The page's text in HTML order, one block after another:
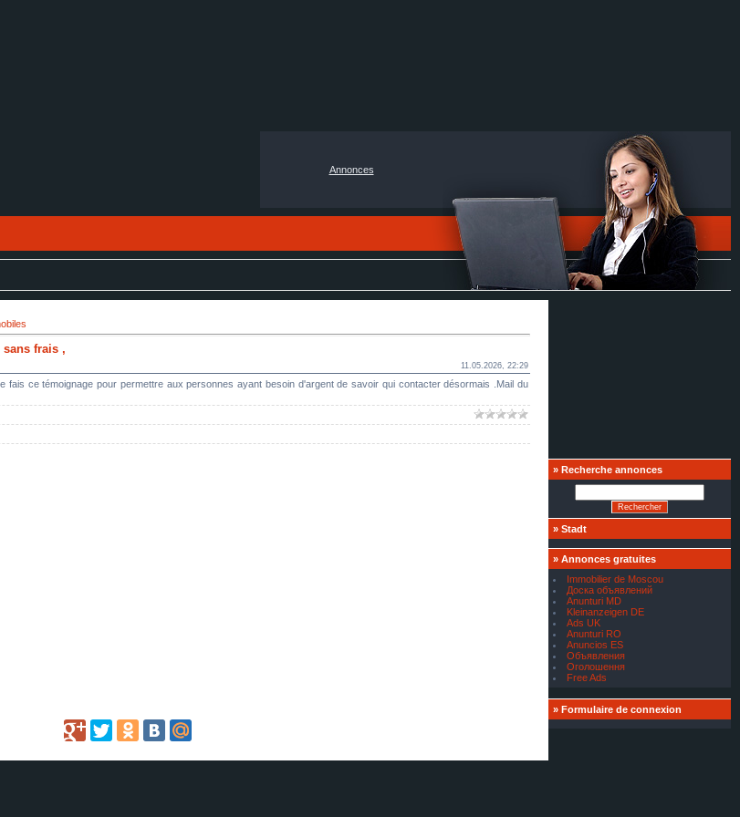
Annonces
sans frais ,
11.05.2026, 22:29
ce témoignage pour permettre aux personnes ayant besoin d'argent de savoir qui contacter désormais .Mail du
» Recherche annonces
» Stadt
» Annonces gratuites
Immobilier de Moscou
Доска объявлений
Anunturi MD
Kleinanzeigen DE
Ads UK
Anunturi RO
Anuncios ES
Объявления
Оголошення
Free Ads
» Formulaire de connexion